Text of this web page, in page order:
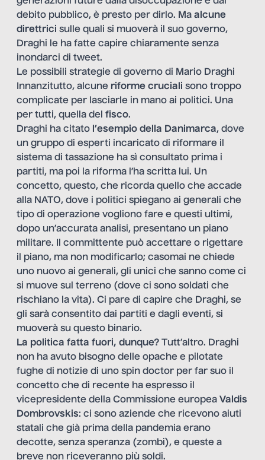
debito pubblico, è presto per dirlo. Ma alcune
direttrici sulle quali si muoverà il suo governo,
Draghi le ha fatte capire chiaramente senza
inondarci di tweet.
Le possibili strategie di governo di Mario Draghi
Innanzitutto, alcune riforme cruciali sono troppo
complicate per lasciarle in mano ai politici. Una
per tutti, quella del fisco.
Draghi ha citato l’esempio della Danimarca, dove
un gruppo di esperti incaricato di riformare il
sistema di tassazione ha sì consultato prima i
partiti, ma poi la riforma l’ha scritta lui. Un
concetto, questo, che ricorda quello che accade
alla NATO, dove i politici spiegano ai generali che
tipo di operazione vogliono fare e questi ultimi,
dopo un’accurata analisi, presentano un piano
militare. Il committente può accettare o rigettare
il piano, ma non modificarlo; casomai ne chiede
uno nuovo ai generali, gli unici che sanno come ci
si muove sul terreno (dove ci sono soldati che
rischiano la vita). Ci pare di capire che Draghi, se
gli sarà consentito dai partiti e dagli eventi, si
muoverà su questo binario.
La politica fatta fuori, dunque? Tutt’altro. Draghi
non ha avuto bisogno delle opache e pilotate
fughe di notizie di uno spin doctor per far suo il
concetto che di recente ha espresso il
vicepresidente della Commissione europea Valdis
Dombrovskis: ci sono aziende che ricevono aiuti
statali che già prima della pandemia erano
decotte, senza speranza (zombi), e queste a
breve non riceveranno più soldi.